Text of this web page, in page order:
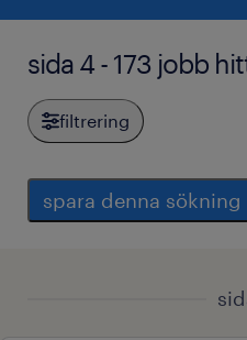
sida 4 - 173 jobb
filtrering
spara denna